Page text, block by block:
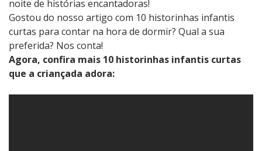
noite de histórias encantadoras!
Gostou do nosso artigo com 10 historinhas infantis
curtas para contar na hora de dormir? Qual a sua
preferida? Nos conta!
Agora, confira mais 10 historinhas infantis curtas
que a criançada adora: